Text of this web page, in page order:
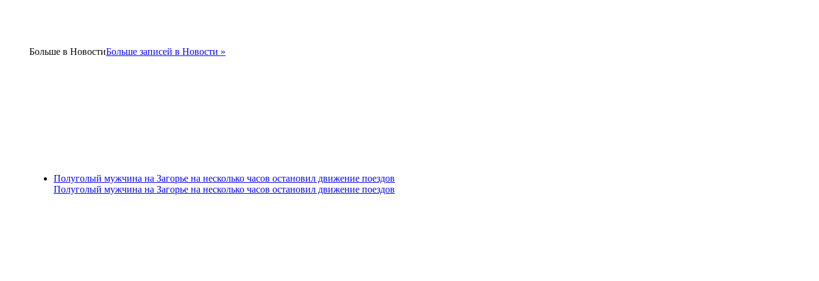
Больше в НовостиБольше записей в Новости »
Полуголый мужчина на Загорье на несколько часов остановил движение поездов
Полуголый мужчина на Загорье на несколько часов остановил движение поездов